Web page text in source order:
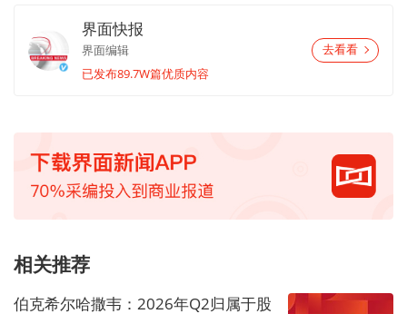
界面快报
界面编辑
已发布89.7W篇优质内容
去看看
相关推荐
伯克希尔哈撒韦：2026年Q2归属于股